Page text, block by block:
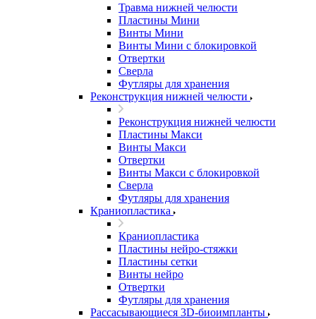
Травма нижней челюсти
Пластины Мини
Винты Мини
Винты Мини с блокировкой
Отвертки
Сверла
Футляры для хранения
Реконструкция нижней челюсти
Реконструкция нижней челюсти
Пластины Макси
Винты Макси
Отвертки
Винты Макси с блокировкой
Сверла
Футляры для хранения
Краниопластика
Краниопластика
Пластины нейро-стяжки
Пластины сетки
Винты нейро
Отвертки
Футляры для хранения
Рассасывающиеся 3D-биоимпланты